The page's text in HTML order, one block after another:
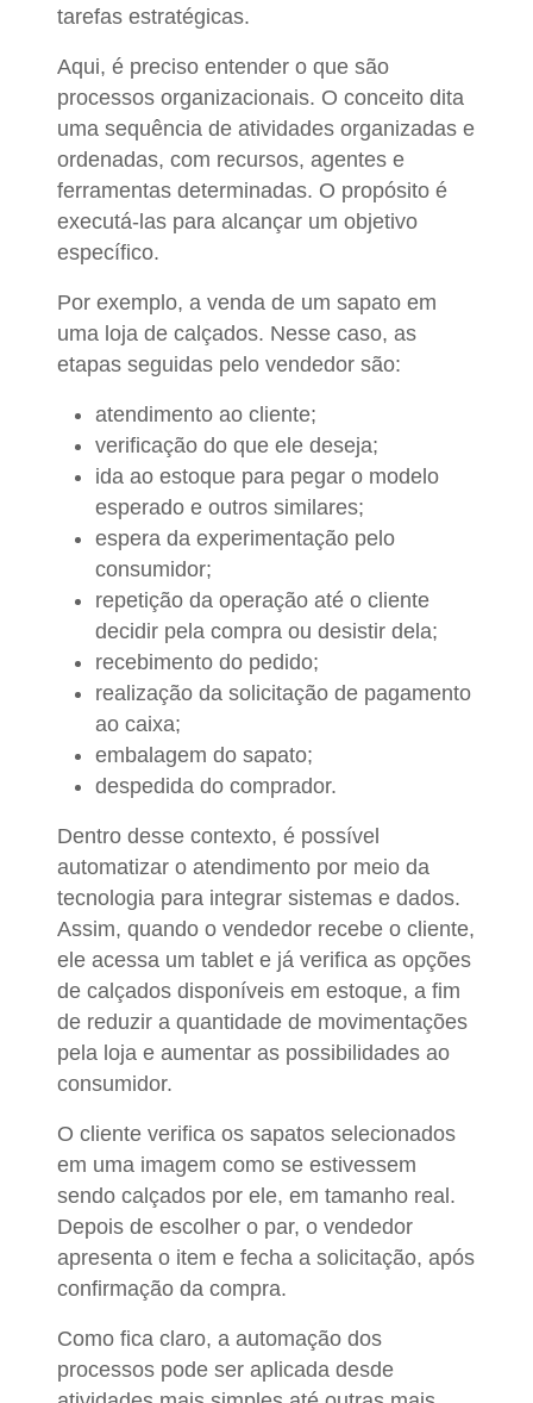
tarefas estratégicas.
Aqui, é preciso entender o que são
processos organizacionais. O conceito dita
uma sequência de atividades organizadas e
ordenadas, com recursos, agentes e
ferramentas determinadas. O propósito é
executá-las para alcançar um objetivo
específico.
Por exemplo, a venda de um sapato em
uma loja de calçados. Nesse caso, as
etapas seguidas pelo vendedor são:
atendimento ao cliente;
verificação do que ele deseja;
ida ao estoque para pegar o modelo
esperado e outros similares;
espera da experimentação pelo
consumidor;
repetição da operação até o cliente
decidir pela compra ou desistir dela;
recebimento do pedido;
realização da solicitação de pagamento
ao caixa;
embalagem do sapato;
despedida do comprador.
Dentro desse contexto, é possível
automatizar o atendimento por meio da
tecnologia para integrar sistemas e dados.
Assim, quando o vendedor recebe o cliente,
ele acessa um tablet e já verifica as opções
de calçados disponíveis em estoque, a fim
de reduzir a quantidade de movimentações
pela loja e aumentar as possibilidades ao
consumidor.
O cliente verifica os sapatos selecionados
em uma imagem como se estivessem
sendo calçados por ele, em tamanho real.
Depois de escolher o par, o vendedor
apresenta o item e fecha a solicitação, após
confirmação da compra.
Como fica claro, a automação dos
processos pode ser aplicada desde